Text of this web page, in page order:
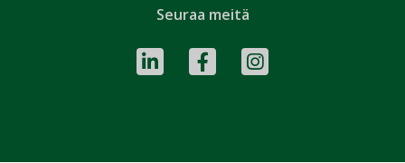
Seuraa meitä